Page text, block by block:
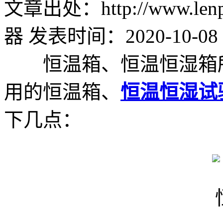
文章出处：http://
器 发表时间：2020-10-08
恒温箱、恒温恒湿箱
用的恒温箱、 恒温恒湿
下几点：